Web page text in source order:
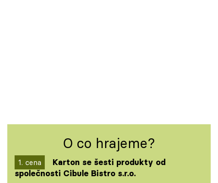
O co hrajeme?
Karton se šesti produkty od
společnosti Cibule Bistro s.r.o.